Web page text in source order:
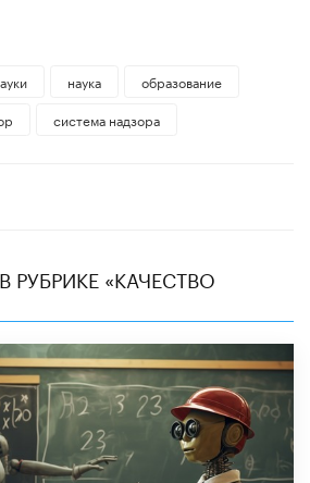
наука
образование
система надзора
РУБРИКЕ «КАЧЕСТВО